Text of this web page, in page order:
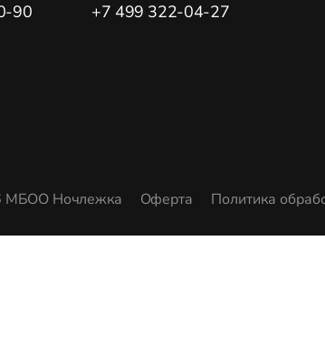
90
+7 499 322-04-27
Ночлежка Оферта Политика